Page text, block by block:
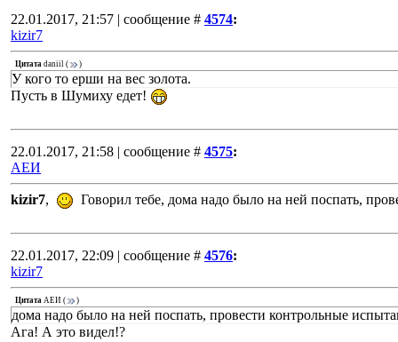
22.01.2017, 21:57 | сообщение # 4574:
kizir7
Цитата daniil ( )
У кого то ерши на вес золота.
Пусть в Шумиху едет!
22.01.2017, 21:58 | сообщение # 4575:
АЕИ
kizir7, Говорил тебе, дома надо было на ней поспать,
22.01.2017, 22:09 | сообщение # 4576:
kizir7
Цитата АЕИ ( )
дома надо было на ней поспать, провести контрольные
Ага! А это видел!?